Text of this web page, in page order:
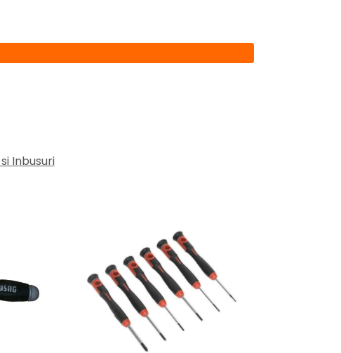
Inbusuri